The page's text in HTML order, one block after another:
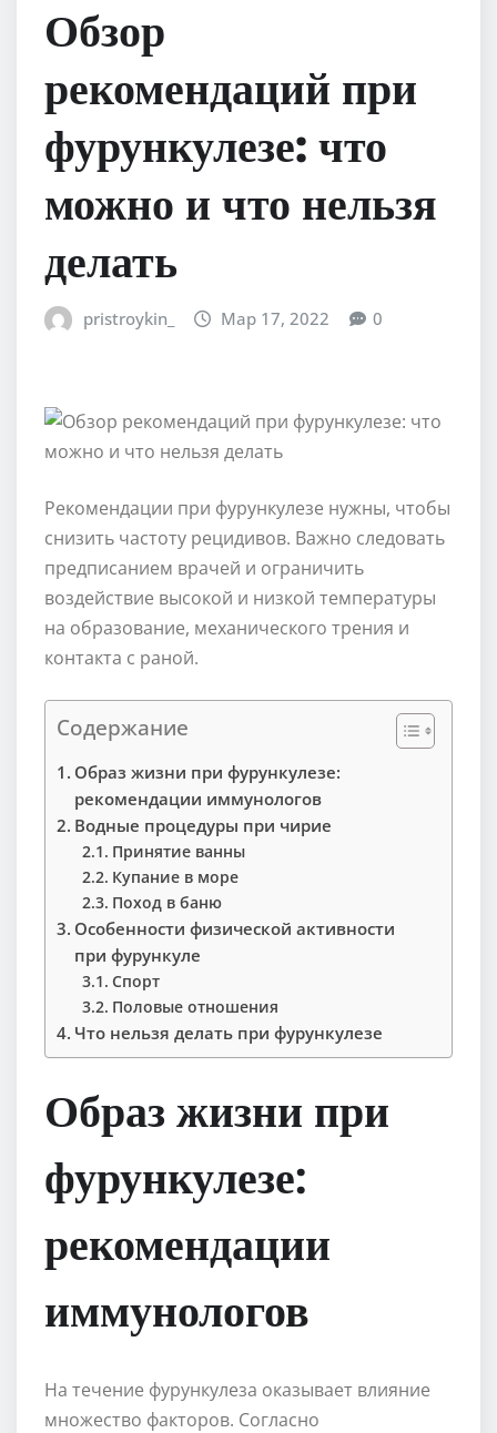
Обзор
рекомендаций при
фурункулезе: что
можно и что нельзя
делать
pristroykin_ Мар 17, 2022 0
Рекомендации при фурункулезе нужны, чтобы
снизить частоту рецидивов. Важно следовать
предписанием врачей и ограничить
воздействие высокой и низкой температуры
на образование, механического трения и
контакта с раной.
Содержание
Образ жизни при фурункулезе:
рекомендации иммунологов
Водные процедуры при чирие
Принятие ванны
Купание в море
Поход в баню
Особенности физической активности
при фурункуле
Спорт
Половые отношения
Что нельзя делать при фурункулезе
Образ жизни при
фурункулезе:
рекомендации
иммунологов
На течение фурункулеза оказывает влияние
множество факторов. Согласно